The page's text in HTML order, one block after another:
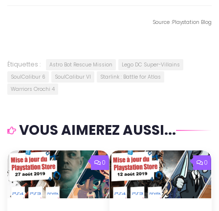
Source :Playstation Blog
Étiquettes : Astro Bot Rescue Mission
Lego DC Super-Villains
SoulCalibur 6
SoulCalibur VI
Starlink : Battle for Atlas
Warriors Orochi 4
VOUS AIMEREZ AUSSI...
0 0